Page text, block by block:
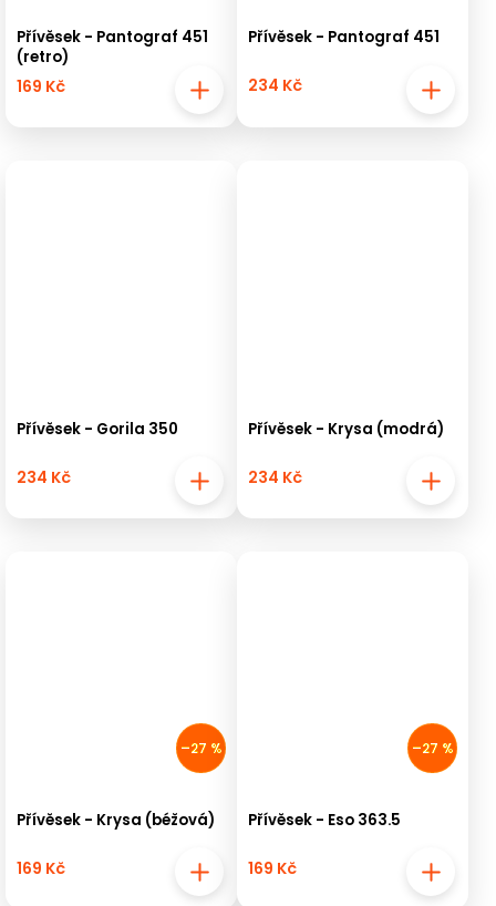
Přívěsek - Pantograf 451
(retro)
169 Kč
Přívěsek - Pantograf 451
234 Kč
Přívěsek - Gorila 350
234 Kč
Přívěsek - Krysa (modrá)
234 Kč
–27 %
Přívěsek - Krysa (béžová)
169 Kč
–27 %
Přívěsek - Eso 363.5
169 Kč